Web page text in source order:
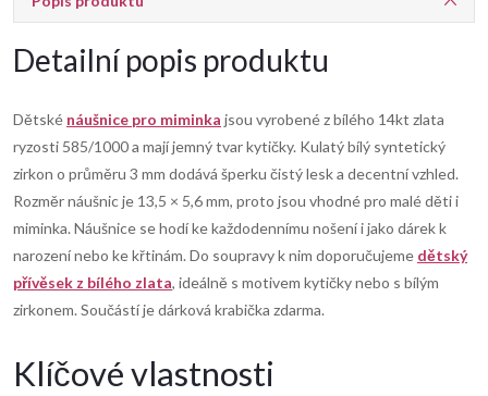
Detailní popis produktu
Dětské náušnice pro miminka jsou vyrobené z bílého 14kt zlata
ryzosti 585/1000 a mají jemný tvar kytičky. Kulatý bílý syntetický
zirkon o průměru 3 mm dodává šperku čistý lesk a decentní vzhled.
Rozměr náušnic je 13,5 × 5,6 mm, proto jsou vhodné pro malé děti i
miminka. Náušnice se hodí ke každodennímu nošení i jako dárek k
narození nebo ke křtinám. Do soupravy k nim doporučujeme dětský
přívěsek z bílého zlata, ideálně s motivem kytičky nebo s bílým
zirkonem. Součástí je dárková krabička zdarma.
Klíčové vlastnosti